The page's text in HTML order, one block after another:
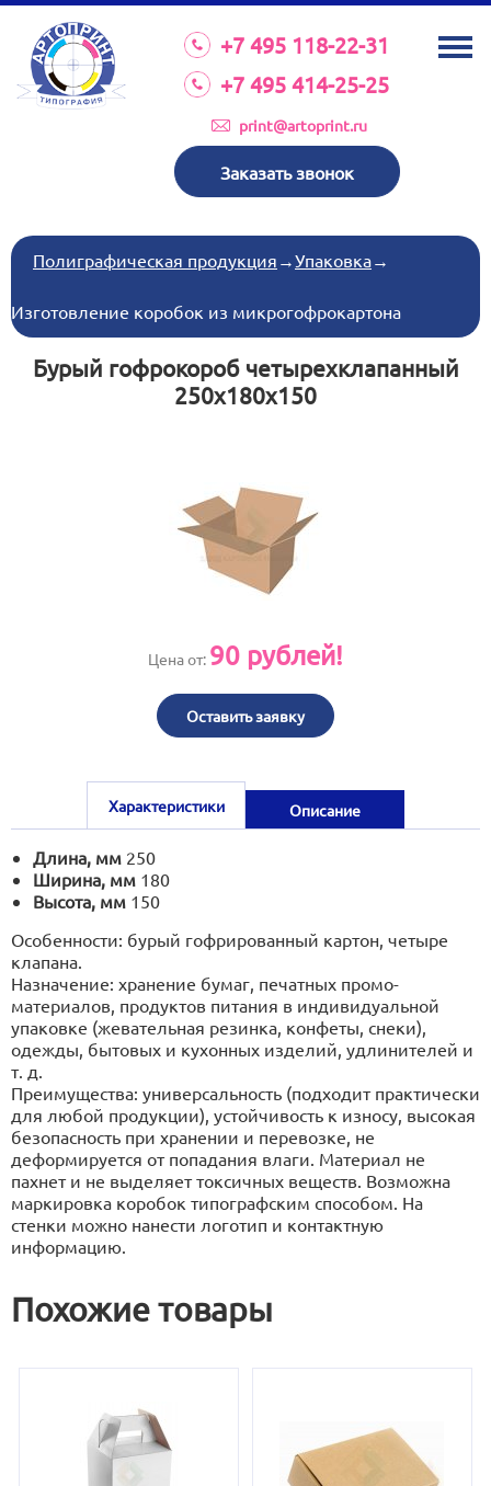
+7 495 118-22-31
+7 495 414-25-25
print@artoprint.ru
Заказать звонок
О КОМПАНИИ
УСЛУГИ
КАТАЛОГ
ТРЕБОВАНИЯ К МАКЕТАМ
НОВОСТИ
КОНТАКТЫ
Полиграфическая продукция →Упаковка→
Изготовление коробок из микрогофрокартона
Бурый гофрокороб четырехклапанный
250х180х150
Цена от: 90 рублей!
Оставить заявку
Характеристики Описание
Длина, мм 250
Ширина, мм 180
Высота, мм 150
Особенности: бурый гофрированный картон, четыре
клапана.
Назначение: хранение бумаг, печатных промо-
материалов, продуктов питания в индивидуальной
упаковке (жевательная резинка, конфеты, снеки),
одежды, бытовых и кухонных изделий, удлинителей и
т. д.
Преимущества: универсальность (подходит практически
для любой продукции), устойчивость к износу, высокая
безопасность при хранении и перевозке, не
деформируется от попадания влаги. Материал не
пахнет и не выделяет токсичных веществ. Возможна
маркировка коробок типографским способом. На
стенки можно нанести логотип и контактную
информацию.
Похожие товары